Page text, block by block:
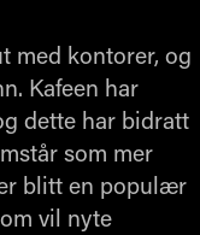
med kontorer, og
Kafeen har
dette har bidratt
som mer
blitt en populær
vil nyte